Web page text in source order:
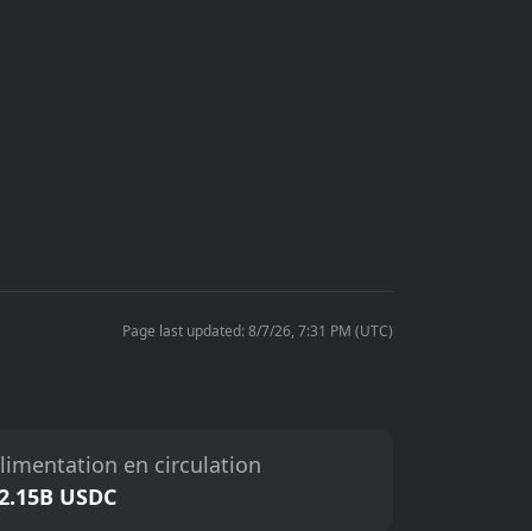
Page last updated: 8/7/26, 7:31 PM (UTC)
en circulation
USDC